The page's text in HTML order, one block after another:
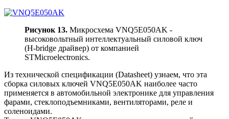
Рисунок 13. Микросхема VNQ5E050AK -
высоковольтный интеллектуальный силовой ключ
(H-bridge драйвер) от компанией
STMicroelectronics.
Из технической спецификации (Datasheet) узнаем, что эта
сборка силовых ключей VNQ5E050AK наиболее часто
применяется в автомобильной электронике для управления
фарами, стеклоподъемниками, вентиляторами, реле и
соленоидами.